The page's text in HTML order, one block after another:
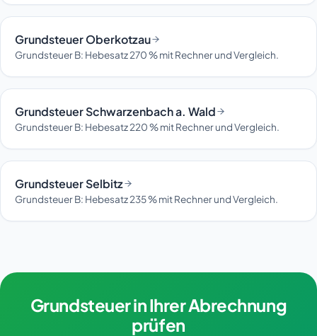
Grundsteuer Oberkotzau
Grundsteuer B: Hebesatz 270 % mit Rechner und Vergleich.
Grundsteuer Schwarzenbach a. Wald
Grundsteuer B: Hebesatz 220 % mit Rechner und Vergleich.
Grundsteuer Selbitz
Grundsteuer B: Hebesatz 235 % mit Rechner und Vergleich.
Grundsteuer in Ihrer Abrechnung
prüfen